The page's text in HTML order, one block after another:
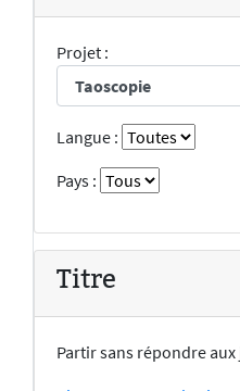
Projet :
Langue :
Pays :
Titre
Partir sans répondre